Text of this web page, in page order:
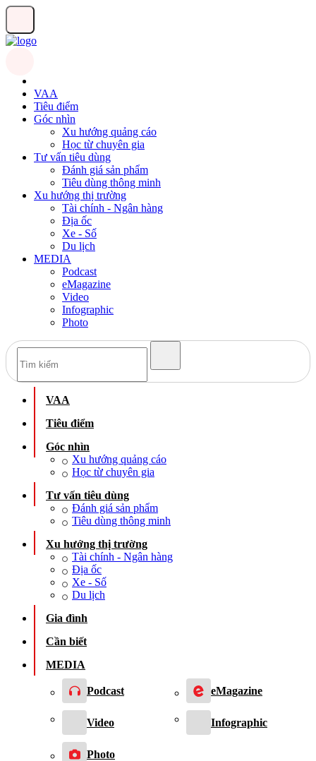
VAA
Tiêu điểm
Góc nhìn
Xu hướng quảng cáo
Học từ chuyên gia
Tư vấn tiêu dùng
Đánh giá sản phẩm
Tiêu dùng thông minh
Xu hướng thị trường
Tài chính - Ngân hàng
Địa ốc
Xe - Số
Du lịch
MEDIA
Podcast
eMagazine
Video
Infographic
Photo
VAA
Tiêu điểm
Góc nhìn
Xu hướng quảng cáo
Học từ chuyên gia
Tư vấn tiêu dùng
Đánh giá sản phẩm
Tiêu dùng thông minh
Xu hướng thị trường
Tài chính - Ngân hàng
Địa ốc
Xe - Số
Du lịch
Gia đình
Cần biết
MEDIA
Podcast eMagazine
Video Infographic
Photo